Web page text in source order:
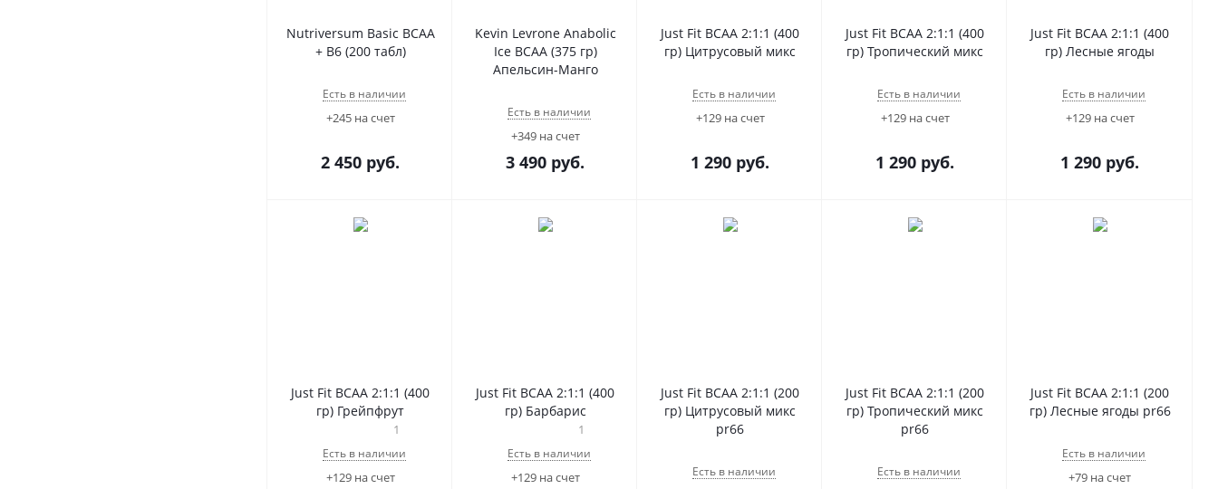
Nutriversum Basic BCAA
+ B6 (200 табл)
Есть в наличии
+245 на счет
2 450 руб.
Kevin Levrone Anabolic
Ice BCAA (375 гр)
Апельсин-Манго
Есть в наличии
+349 на счет
3 490 руб.
Just Fit BCAA 2:1:1 (400
гр) Цитрусовый микс
Есть в наличии
+129 на счет
1 290 руб.
Just Fit BCAA 2:1:1 (400
гр) Тропический микс
Есть в наличии
+129 на счет
1 290 руб.
Just Fit BCAA 2:1:1 (400
гр) Лесные ягоды
Есть в наличии
+129 на счет
1 290 руб.
Just Fit BCAA 2:1:1 (400
гр) Грейпфрут
1
Есть в наличии
+129 на счет
Just Fit BCAA 2:1:1 (400
гр) Барбарис
1
Есть в наличии
+129 на счет
Just Fit BCAA 2:1:1 (200
гр) Цитрусовый микс
pr66
Есть в наличии
Just Fit BCAA 2:1:1 (200
гр) Тропический микс
pr66
Есть в наличии
Just Fit BCAA 2:1:1 (200
гр) Лесные ягоды pr66
Есть в наличии
+79 на счет